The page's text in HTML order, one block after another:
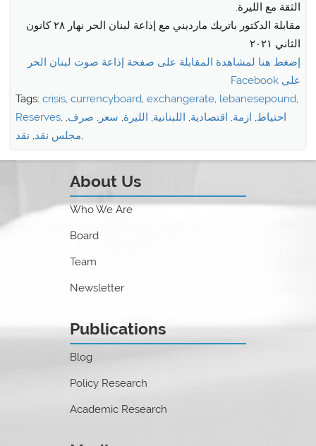
الثقة مع الليرة.
مقابلة الدكتور باتريك مارديني مع إذاعة لبنان الحر نهار ٢٨ كانون
الثاني ٢٠٢١
إضغط هنا لمشاهدة المقابلة على صفحة إذاعة صوت لبنان الحر
على Facebook
Tags: crisis, currencyboard, exchangerate, lebanesepound,
Reserves, احتياط, ازمة, اقتصادية, اللبنانية, الليرة, سعر , صرف,
مجلس نقد, نقد ,
About Us
Who We Are
Board
Team
Newsletter
Publications
Blog
Policy Research
Academic Research